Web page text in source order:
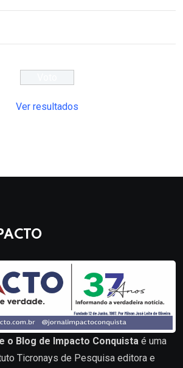
Ver resultados
o Blog de Impacto Conquista é uma
Ticronays de Pesquisa editora e